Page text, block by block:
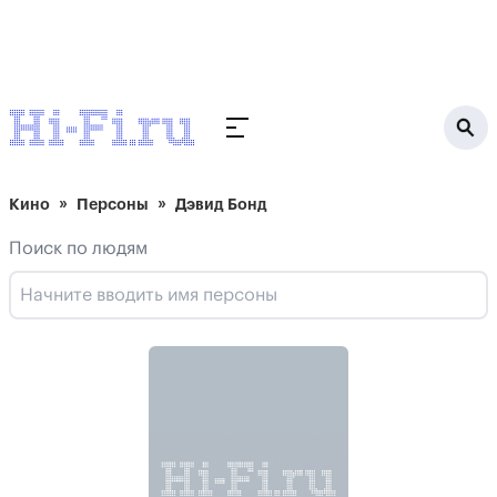
Кино Персоны Дэвид Бонд
Поиск по людям